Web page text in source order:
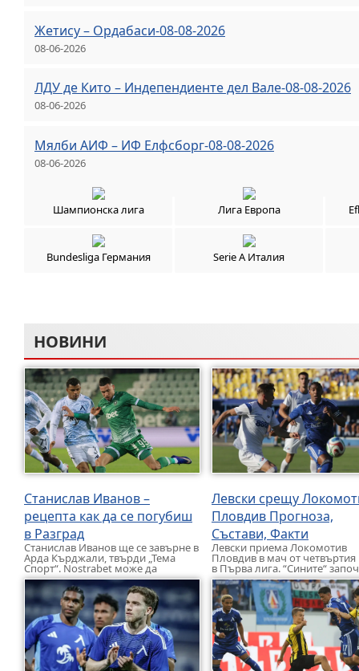
Жетису – Ордабаси-08-08-2026
08-06-2026
ЛДУ де Кито – Индепендиенте дел Вале-08-08-2026
08-06-2026
Мялби АИФ – ИФ Елфсборг-08-08-2026
08-06-2026
Шампионска лига Лига Европа
Bundesliga Германия Serie A Италия
НОВИНИ
Станислав Иванов –
рецепта как да се погубиш
в Разград
Станислав Иванов ще се завърне в
Арда Кърджали, твърди „Тема
Спорт“. Nostrabet може да
потвърди информацията от
собствен източник. Очаквано. […]
Левски срещу
Пловдив Прогноза,
Състави, Факти
Левски приема Локомотив
Пловдив в мач от четвъртия
в Първа лига. “Сините“
новото първенство с три
победи. […]